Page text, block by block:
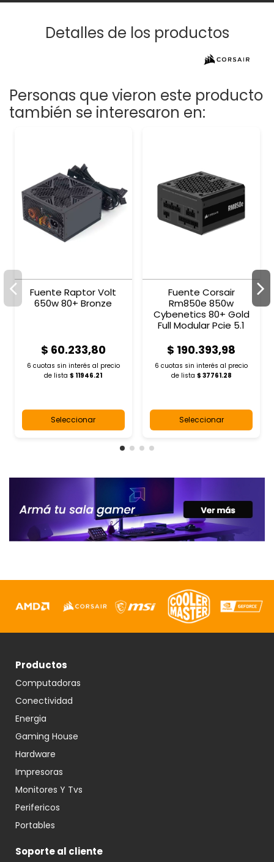
Detalles de los productos
Personas que vieron este producto
también se interesaron en:
Fuente Raptor Volt
650w 80+ Bronze
$ 60.233,80
6 cuotas sin interés al precio
de lista$ 11946.21
Seleccionar
Fuente Corsair
Rm850e 850w
Cybenetics 80+ Gold
Full Modular Pcie 5.1
$ 190.393,98
6 cuotas sin interés al precio
de lista $ 37761.28
Seleccionar
Productos
Computadoras
Conectividad
Energia
Gaming House
Hardware
Impresoras
Monitores Y Tvs
Perifericos
Portables
Soporte al cliente